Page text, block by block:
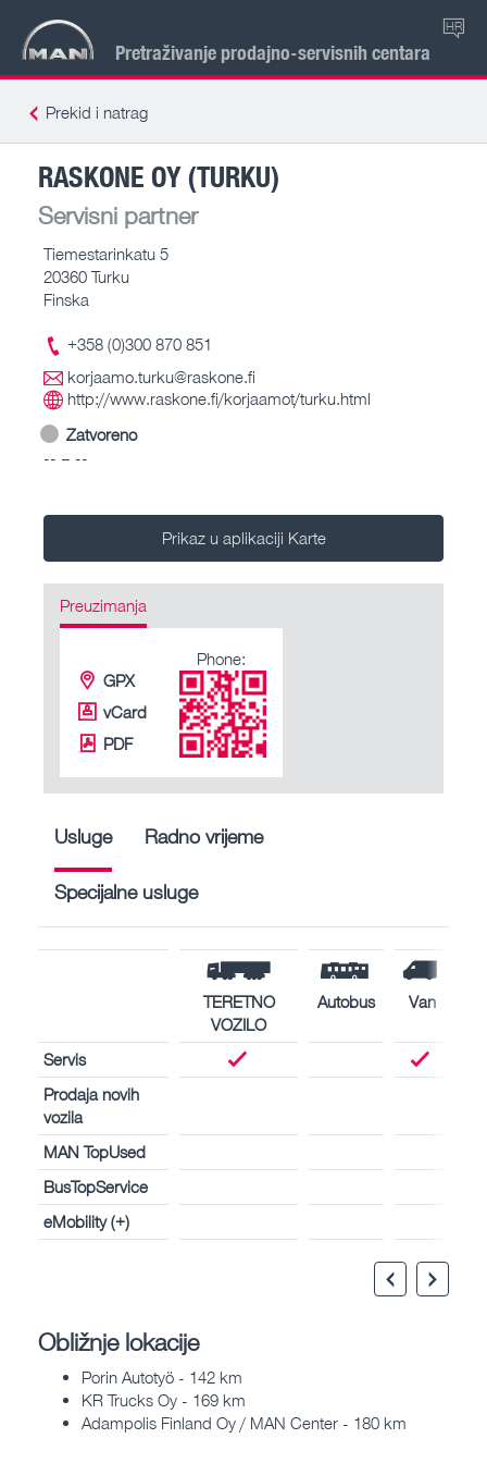
Pretraživanje prodajno-servisnih centara
HR
Prekid i natrag
RASKONE OY (TURKU)
Servisni partner
Tiemestarinkatu 5
20360 Turku
Finska
+358 (0)300 870 851
korjaamo.turku@raskone.fi
http://www.raskone.fi/korjaamot/turku.html
Zatvoreno
-- – --
Prikaz u aplikaciji Karte
Preuzimanja
GPX
vCard
PDF
Phone:
Usluge Radno vrijeme
Specijalne usluge
TERETNO
VOZILO
Autobus Van
Servis
Prodaja novih
vozila
MAN TopUsed
BusTopService
eMobility (+)
Obližnje lokacije
Porin Autotyö - 142 km
KR Trucks Oy - 169 km
Adampolis Finland Oy / MAN Center - 180 km